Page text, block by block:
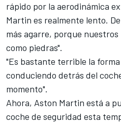
rápido por la aerodinámica
Martin es realmente lento.
más agarre, porque
como piedras".
"Es bastante terrible la
conduciendo detrás del
momento".
Ahora, Aston Martin está a
coche de seguridad esta